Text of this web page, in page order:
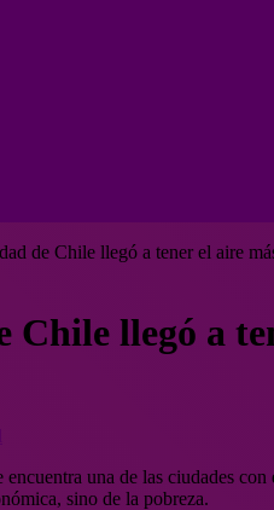
de Chile llegó a tener el aire
Chile llegó a
una de las ciudades
sino de la pobreza.